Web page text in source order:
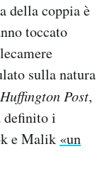
della coppia è
toccato
sulla natura
Huffington Post,
definito i
e Malik «un